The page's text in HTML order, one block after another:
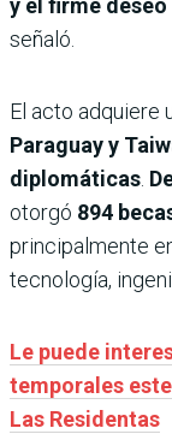
y el firme
señaló.
El acto adquiere
Paraguay y
diplomáticas
otorgó 894
principalmente
tecnología,
Le puede
temporales
Las Residentas